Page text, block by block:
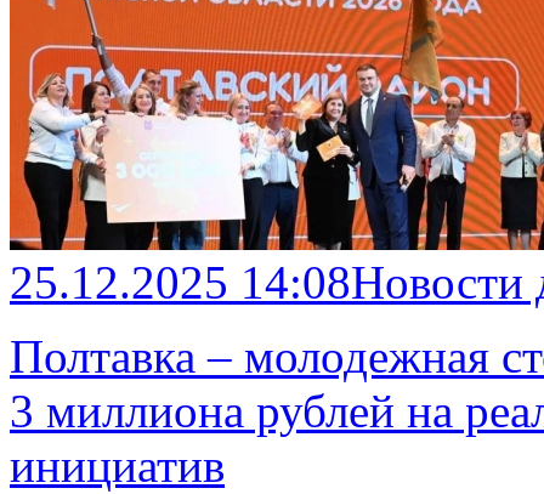
25.12.2025 14:08
Полтавка – молодежная
3 миллиона рублей на
инициатив